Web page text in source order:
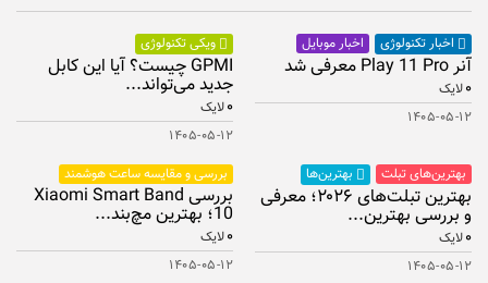
اخبار تکنولوژی اخبار موبایل
آنر Play 11 Pro معرفی شد
۰لایک
۱۴۰۵-۰۵-۱۲
ویکی تکنولوژی
GPMI چیست؟ آیا این کابل
جدید می‌تواند...
۰لایک
۱۴۰۵-۰۵-۱۲
بهترین‌های تبلت
بهترین‌ها
بهترین تبلت‌های ۲۰۲۶؛ معرفی
و بررسی بهترین...
۰لایک
۱۴۰۵-۰۵-۱۲
بررسی و مقایسه ساعت هوشمند
بررسی Xiaomi Smart Band
10؛ بهترین مچ‌بند...
۰لایک
۱۴۰۵-۰۵-۱۲